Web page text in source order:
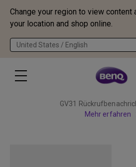
Change your region to view content
your location and shop online.
United States / English
GV31
Mehr erfahren